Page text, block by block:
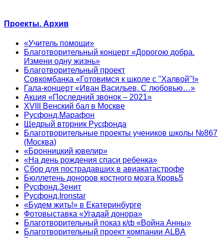
Проекты. Архив
«Учитель помощи»
Благотворительный концерт «Дорогою добра.
Измени одну жизнь»
Благотворительный проект
Совкомбанка «Готовимся к школе с "Халвой"!»
Гала-концерт «Иван Васильев. С любовью…»
Акция «Последний звонок – 2021»
XVIII Венский бал в Москве
Русфонд.Марафон
Щедрый вторник Русфонда
Благотворительные проекты учеников школы №867
(Москва)
«Бронницкий ювелир»
«На день рождения спаси ребенка»
Сбор для пострадавших в авиакатастрофе
Бюллетень доноров костного мозга Кровь5
Русфонд.Зенит
Русфонд.Ironstar
«Будем жить!» в Екатеринбурге
Фотовыставка «Угадай донора»
Благотворительный показ к/ф «Война Анны»
Благотворительный проект компании ALBA